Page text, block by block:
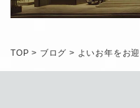
TOP > ブログ > よいお年をお